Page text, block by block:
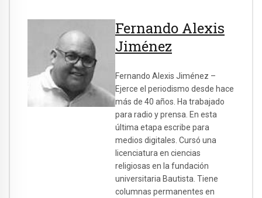
Fernando Alexis
Jiménez
Fernando Alexis Jiménez –
Ejerce el periodismo desde hace
más de 40 años. Ha trabajado
para radio y prensa. En esta
última etapa escribe para
medios digitales. Cursó una
licenciatura en ciencias
religiosas en la fundación
universitaria Bautista. Tiene
columnas permanentes en